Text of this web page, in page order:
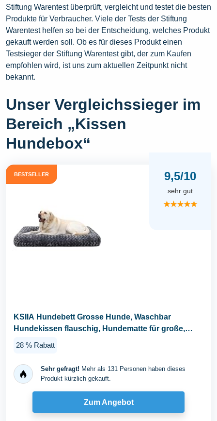
Stiftung Warentest überprüft, vergleicht und testet die besten
Produkte für Verbraucher. Viele der Tests der Stiftung
Warentest helfen so bei der Entscheidung, welches Produkt
gekauft werden soll. Ob es für dieses Produkt einen
Testsieger der Stiftung Warentest gibt, der zum Kaufen
empfohlen wird, ist uns zum aktuellen Zeitpunkt nicht
bekannt.
Unser Vergleichssieger im
Bereich „Kissen
Hundebox“
BESTSELLER 9,5/10
sehr gut
★★★★★
KSIIA Hundebett Grosse Hunde, Waschbar
Hundekissen flauschig, Hundematte für große,
28 % Rabatt
Sehr gefragt! Mehr als 131 Personen haben dieses
Produkt kürzlich gekauft.
Zum Angebot